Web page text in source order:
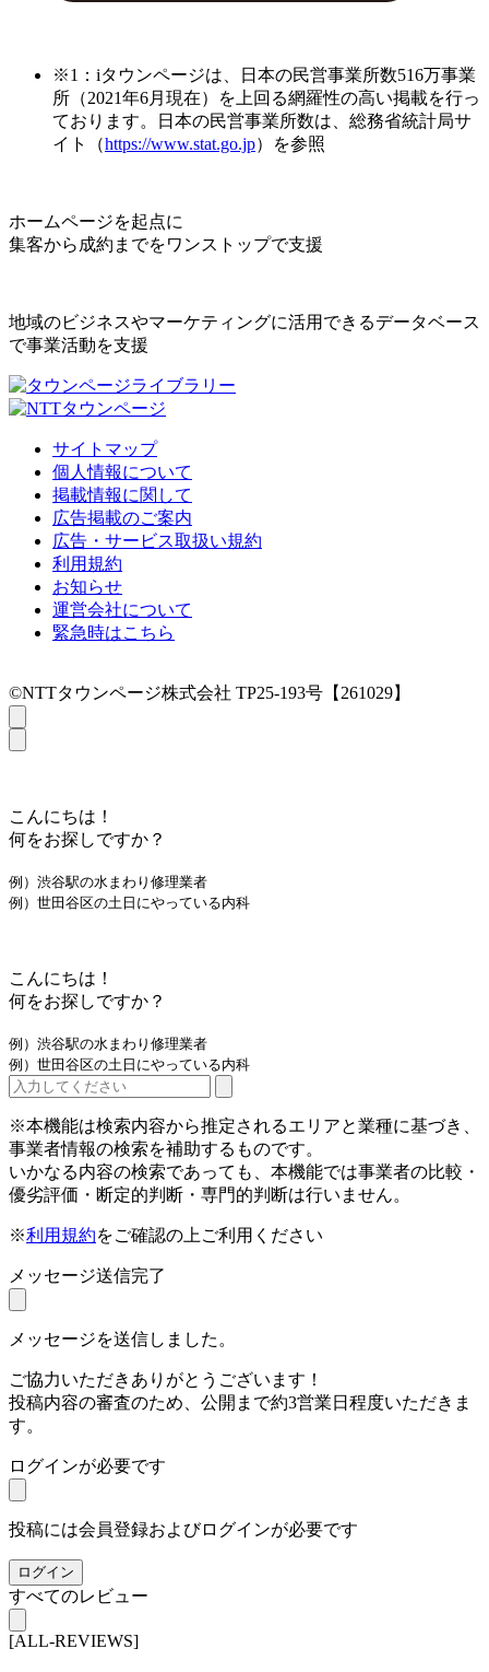
※1：iタウンページは、日本の民営事業所数516万事業
所（2021年6月現在）を上回る網羅性の高い掲載を行っ
ております。日本の民営事業所数は、総務省統計局サ
イト（https://www.stat.go.jp）を参照
ホームページを起点に
集客から成約までをワンストップで支援
地域のビジネスやマーケティングに活用できるデータベース
で事業活動を支援
サイトマップ
個人情報について
掲載情報に関して
広告掲載のご案内
広告・サービス取扱い規約
利用規約
お知らせ
運営会社について
緊急時はこちら
©NTTタウンページ株式会社 TP25-193号【261029】
こんにちは！
何をお探しですか？
例）渋谷駅の水まわり修理業者
例）世田谷区の土日にやっている内科
こんにちは！
何をお探しですか？
例）渋谷駅の水まわり修理業者
例）世田谷区の土日にやっている内科
※本機能は検索内容から推定されるエリアと業種に基づき、
事業者情報の検索を補助するものです。
いかなる内容の検索であっても、本機能では事業者の比較・
優劣評価・断定的判断・専門的判断は行いません。
※利用規約をご確認の上ご利用ください
メッセージ送信完了
メッセージを送信しました。
ご協力いただきありがとうございます！
投稿内容の審査のため、公開まで約3営業日程度いただきま
す。
ログインが必要です
投稿には会員登録およびログインが必要です
ログイン
すべてのレビュー
[ALL-REVIEWS]